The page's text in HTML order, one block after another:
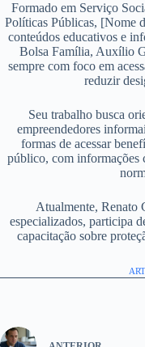
Formado em Serviço
Políticas Públicas, [Nome
conteúdos educativos e
Bolsa Família, Auxílio
sempre com foco em
reduzir
Seu trabalho busca
empreendedores
formas de acessar
público, com informações
Atualmente, Renato
especializados, participa
capacitação sobre